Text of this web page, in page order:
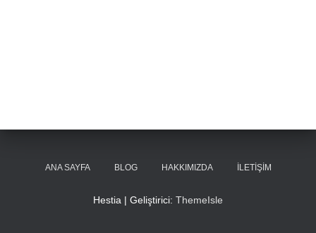
ANA SAYFA BLOG HAKKIMIZDA İLETIŞIM
Hestia | Geliştirici: ThemeIsle